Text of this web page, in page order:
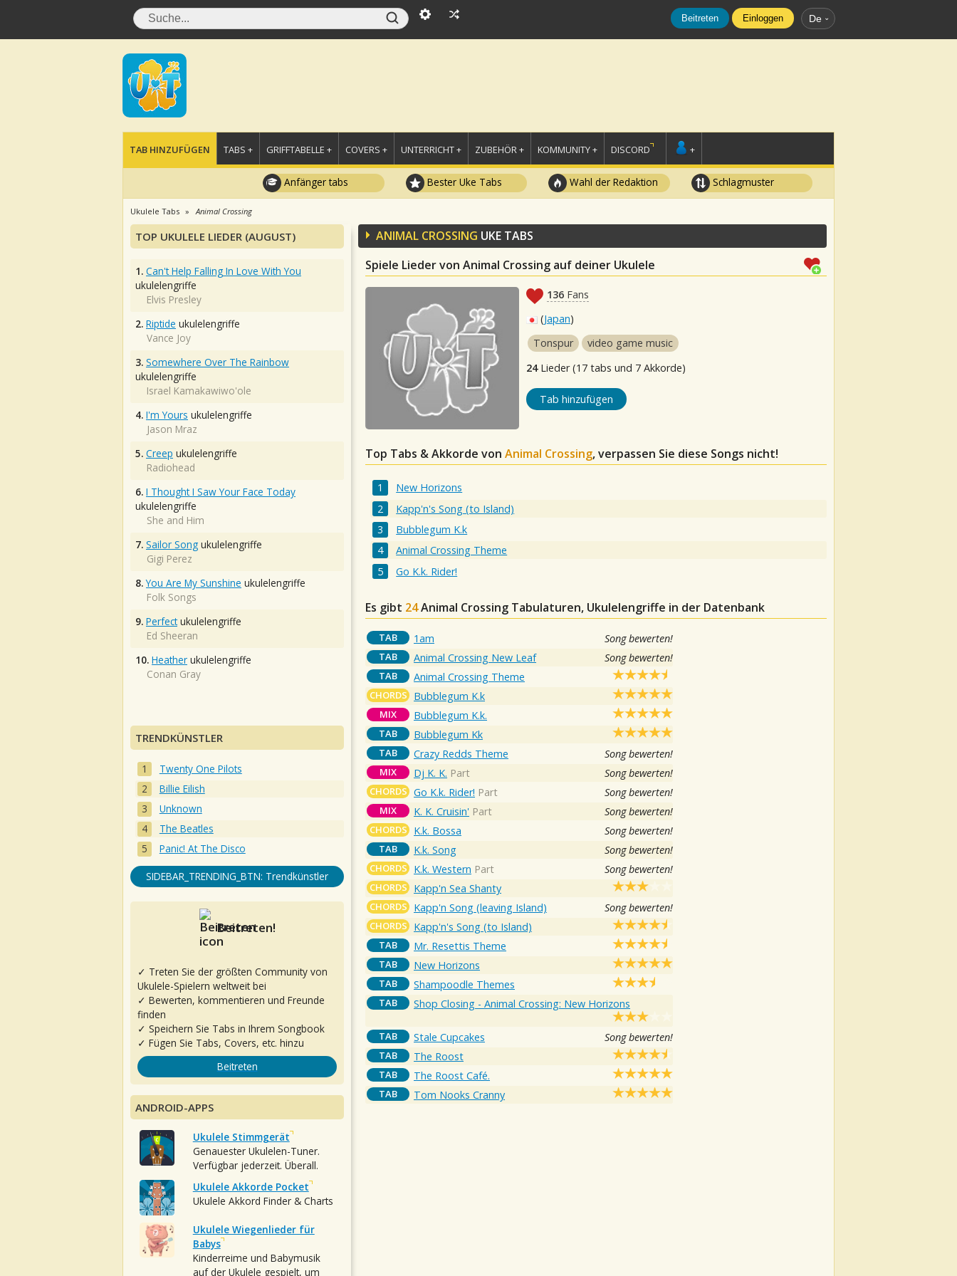
Beitreten Einloggen De
TAB HINZUFÜGEN TABS + GRIFFTABELLE + COVERS + UNTERRICHT + ZUBEHÖR + KOMMUNITY + DISCORD +
Anfänger tabs Bester Uke Tabs Wahl der Redaktion Schlagmuster
Ukulele Tabs Animal Crossing
ANIMAL CROSSING UKE TABS
Spiele Lieder von Animal Crossing auf deiner Ukulele
136 Fans
(Japan)
Tonspur
video game music
24Lieder (17 tabs und 7 Akkorde)
Tab hinzufügen
Top Tabs & Akkorde von Animal Crossing, verpassen Sie diese Songs nicht!
New Horizons
Kapp'n's Song (to Island)
Bubblegum K.k
Animal Crossing Theme
Go K.k. Rider!
Es gibt 24Animal Crossing Tabulaturen, Ukulelengriffe in der Datenbank
TAB 1am Song bewerten!
TAB Animal Crossing New Leaf Song bewerten!
TAB Animal Crossing Theme
CHORDS Bubblegum K.k
MIX Bubblegum K.k.
TAB Bubblegum Kk
TAB Crazy Redds Theme Song bewerten!
MIX Dj K. K. Part Song bewerten!
CHORDS Go K.k. Rider! Part Song bewerten!
MIX K. K. Cruisin' Part Song bewerten!
CHORDS K.k. Bossa Song bewerten!
TAB K.k. Song Song bewerten!
CHORDS K.k. Western Part Song bewerten!
CHORDS Kapp'n Sea Shanty
CHORDS Kapp'n Song (leaving Island) Song bewerten!
CHORDS Kapp'n's Song (to Island)
TAB Mr. Resettis Theme
TAB New Horizons
TAB Shampoodle Themes
TAB Shop Closing - Animal Crossing: New Horizons
TAB Stale Cupcakes Song bewerten!
TAB The Roost
TAB The Roost Café.
TAB Tom Nooks Cranny
TOP UKULELE LIEDER (AUGUST)
1. Can't Help Falling In Love With You
ukulelengriffe
Elvis Presley
2. Riptide ukulelengriffe
Vance Joy
3. Somewhere Over The Rainbow
ukulelengriffe
Israel Kamakawiwo'ole
4. I'm Yours ukulelengriffe
Jason Mraz
5. Creep ukulelengriffe
Radiohead
6. I Thought I Saw Your Face Today
ukulelengriffe
She and Him
7. Sailor Song ukulelengriffe
Gigi Perez
8. You Are My Sunshine ukulelengriffe
Folk Songs
9. Perfectukulelengriffe
Ed Sheeran
10. Heather ukulelengriffe
Conan Gray
TRENDKÜNSTLER
Twenty One Pilots
Billie Eilish
Unknown
The Beatles
Panic! At The Disco
SIDEBAR_TRENDING_BTN: Trendkünstler
Beitreten!
✓ Treten Sie der größten Community von
Ukulele-Spielern weltweit bei
✓ Bewerten, kommentieren und Freunde
finden
✓ Speichern Sie Tabs in Ihrem Songbook
✓ Fügen Sie Tabs, Covers, etc. hinzu
Beitreten
ANDROID-APPS
Ukulele Stimmgerät
Genauester Ukulelen-Tuner.
Verfügbar jederzeit. Überall.
Ukulele Akkorde Pocket
Ukulele Akkord Finder & Charts
Ukulele Wiegenlieder für
Babys
Kinderreime und Babymusik
auf der Ukulele gespielt, um